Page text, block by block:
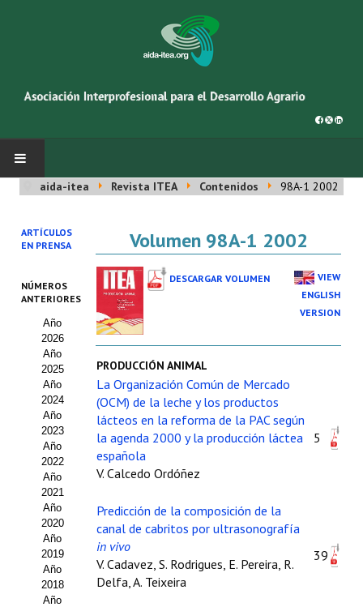
INICIO
SOBRE NOSOTROS
Asociación AIDA
Cincuentenario AIDA
Organigrama
Estatutos
Hacerse socio
Noticias
Galería de Fotos
Web AIDA 2.0
REVISTA ITEA
Presentación ITEA
aida-itea Revista ITEA Contenidos 98A-1 2002
ARTÍCULOS
EN PRENSA
NÚMEROS
ANTERIORES
Año
2026
Año
2025
Año
2024
Año
2023
Año
2022
Año
2021
Año
2020
Año
2019
Año
2018
Año
Volumen 98A-1 2002
DESCARGAR VOLUMEN
VIEW
ENGLISH
VERSION
PRODUCCIÓN ANIMAL
La Organización Común de Mercado
(OCM) de la leche y los productos
lácteos en la reforma de la PAC según
la agenda 2000 y la producción láctea
española
V. Calcedo Ordóñez
5
Predicción de la composición de la
canal de cabritos por ultrasonografía
in vivo
V. Cadavez, S. Rodrigues, E. Pereira, R.
Delfa, A. Teixeira
39